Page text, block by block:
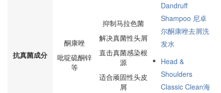
抗真菌成分
酮康唑
吡啶硫酮锌
等
抑制马拉色菌
解决真菌性头屑
直击真菌感染根
源
适合顽固性头皮
屑
Dandruff
Shampoo 尼卓
尔酮康唑去屑洗
发水
Head &
Shoulders
Classic Clean海